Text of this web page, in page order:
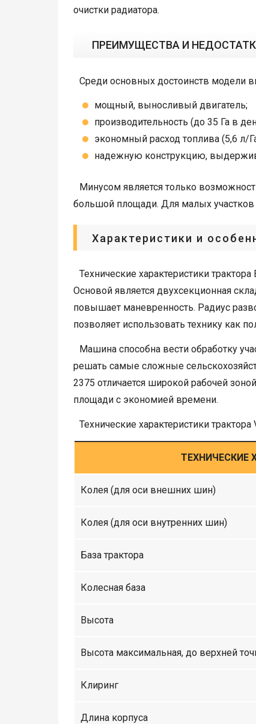
очистки радиатора.
ПРЕИМУЩЕСТВА И
Среди основных достоинств модели
мощный, выносливый двигатель;
производительность (до 35 Га в
экономный расход топлива (5,6 л/
надежную конструкцию,
Минусом является только
большой площади. Для малых участков
Характеристики и
Технические характеристики
Основой является двухсекционная
повышает маневренность. Радиус
позволяет использовать технику как
Машина способна вести обработку
решать самые сложные
2375 отличается широкой рабочей
площади с экономией времени.
Технические характеристики
ТЕХНИЧЕСКИЕ
Колея (для оси внешних шин)
Колея (для оси внутренних шин)
База трактора
Колесная база
Высота
Высота максимальная, до верхней
Клиринг
Длина корпуса